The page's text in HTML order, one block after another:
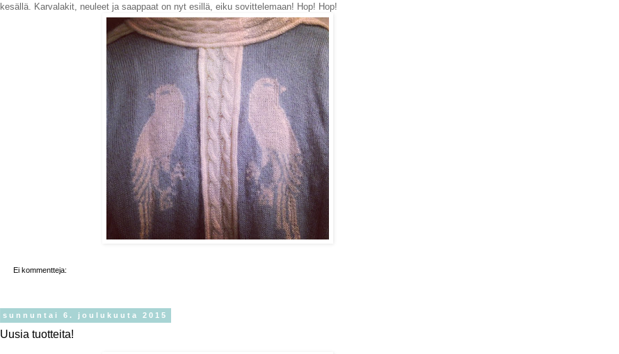
kesällä. Karvalakit, neuleet ja saappaat on nyt esillä, eiku sovittelemaan! Hop! Hop!
Ei kommentteja:
sunnuntai 6. joulukuuta 2015
Uusia tuotteita!